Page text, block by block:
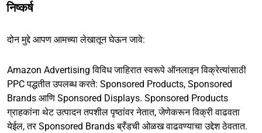
निष्कर्ष
दोन मुद्दे आपण आमच्या लेखातून घेऊन जावे:
Amazon Advertising विविध जाहिरात स्वरूपे ऑनलाइन विक्रेत्यांसाठी
PPC पद्धतीत उपलब्ध करते: Sponsored Products, Sponsored
Brands आणि Sponsored Displays. Sponsored Products
ग्राहकांना थेट उत्पादन तपशील पृष्ठांवर नेतात, जेणेकरून विक्री वाढवता
येईल, तर Sponsored Brands ब्रँडची ओळख वाढवण्याचा उद्देश ठेवतात.